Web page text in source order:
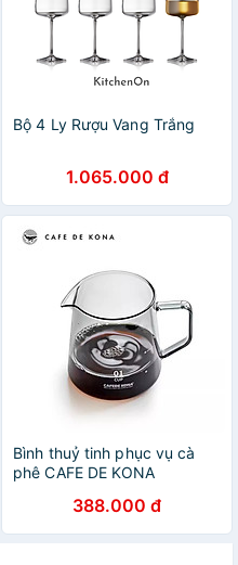
Bộ 4 Ly Rượu Vang Trắng
1.065.000 đ
Bình thuỷ tinh phục vụ cà
phê CAFE DE KONA
388.000 đ